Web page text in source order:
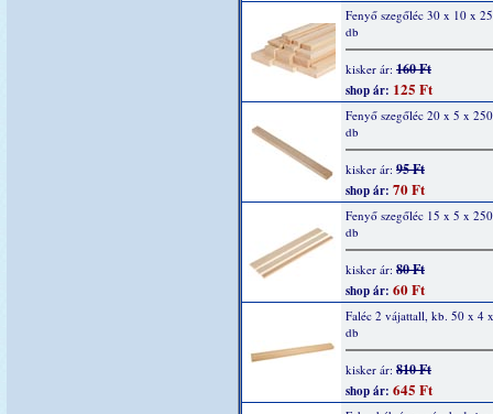
Fenyő szegőléc 30 x 10 x
db
kisker ár: 160 Ft
shop ár: 125 Ft
Fenyő szegőléc 20 x 5 x
db
kisker ár: 95 Ft
shop ár: 70 Ft
Fenyő szegőléc 15 x 5 x
db
kisker ár: 80 Ft
shop ár: 60 Ft
Faléc 2 vájattall, kb. 50 x 4
db
kisker ár: 810 Ft
shop ár: 645 Ft